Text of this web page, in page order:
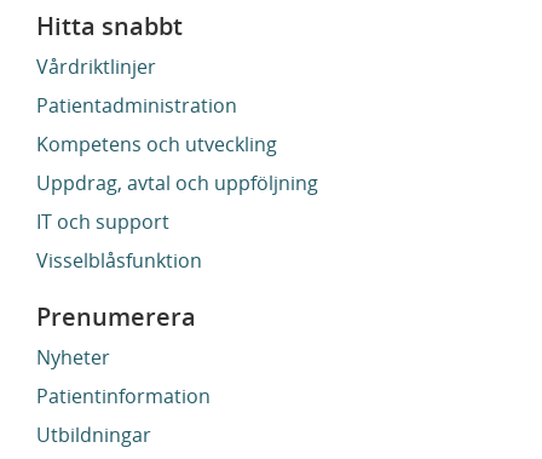
Hitta snabbt
Vårdriktlinjer
Patientadministration
Kompetens och utveckling
Uppdrag, avtal och uppföljning
IT och support
Visselblåsfunktion
Prenumerera
Nyheter
Patientinformation
Utbildningar